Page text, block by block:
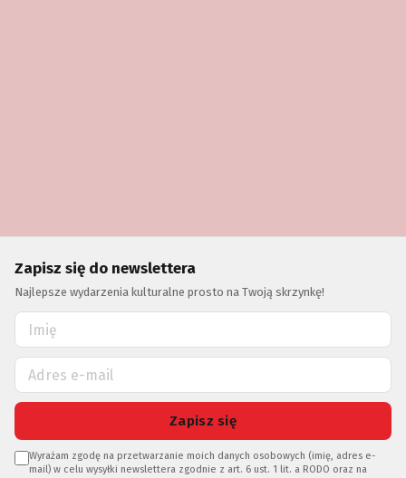
Zapisz się do newslettera
Najlepsze wydarzenia kulturalne prosto na Twoją skrzynkę!
Zapisz się
Wyrażam zgodę na przetwarzanie moich danych osobowych (imię, adres e-
mail) w celu wysyłki newslettera zgodnie z art. 6 ust. 1 lit. a RODO oraz na